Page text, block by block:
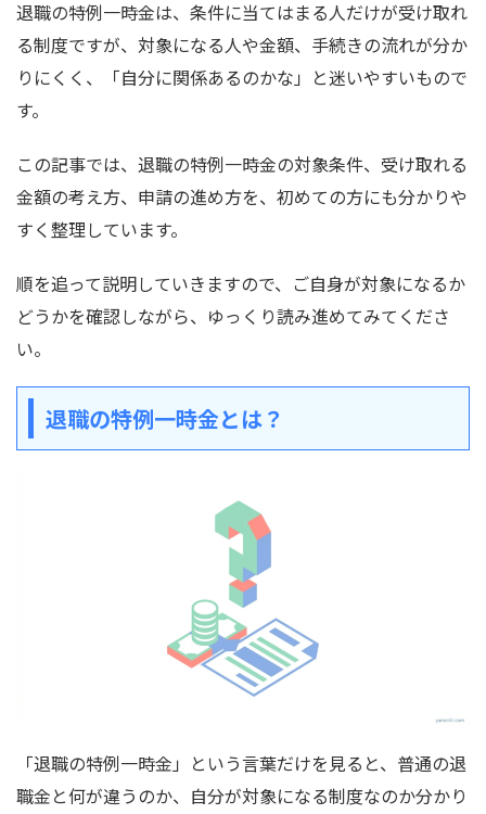
退職の特例一時金は、条件に当てはまる人だけが受け取れ
る制度ですが、対象になる人や金額、手続きの流れが分か
りにくく、「自分に関係あるのかな」と迷いやすいもので
す。
この記事では、退職の特例一時金の対象条件、受け取れる
金額の考え方、申請の進め方を、初めての方にも分かりや
すく整理しています。
順を追って説明していきますので、ご自身が対象になるか
どうかを確認しながら、ゆっくり読み進めてみてくださ
い。
退職の特例一時金とは？
「退職の特例一時金」という言葉だけを見ると、普通の退
職金と何が違うのか、自分が対象になる制度なのか分かり